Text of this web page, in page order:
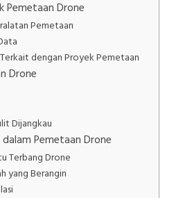
Pemetaan Drone
Pemetaan
dengan Proyek Pemetaan
Drone
Dijangkau
Pemetaan Drone
Terbang Drone
yang Berangin